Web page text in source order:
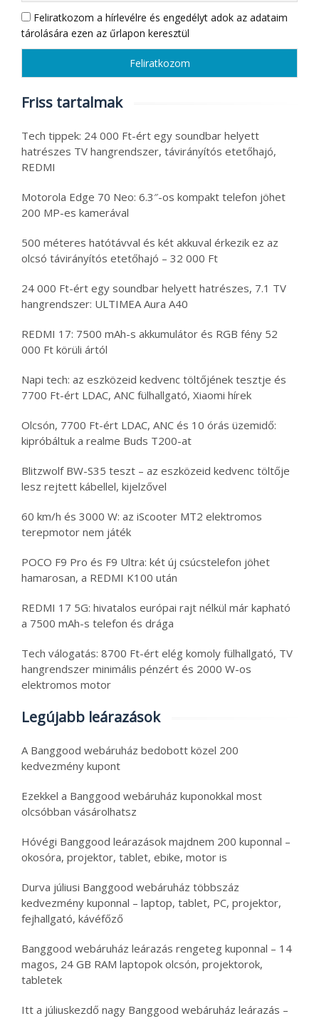
Feliratkozom a hírlevélre és engedélyt adok az adataim
tárolására ezen az űrlapon keresztül
Friss tartalmak
Tech tippek: 24 000 Ft-ért egy soundbar helyett
hatrészes TV hangrendszer, távirányítós etetőhajó,
REDMI
Motorola Edge 70 Neo: 6.3″-os kompakt telefon jöhet
200 MP-es kamerával
500 méteres hatótávval és két akkuval érkezik ez az
olcsó távirányítós etetőhajó – 32 000 Ft
24 000 Ft-ért egy soundbar helyett hatrészes, 7.1 TV
hangrendszer: ULTIMEA Aura A40
REDMI 17: 7500 mAh-s akkumulátor és RGB fény 52
000 Ft körüli ártól
Napi tech: az eszközeid kedvenc töltőjének tesztje és
7700 Ft-ért LDAC, ANC fülhallgató, Xiaomi hírek
Olcsón, 7700 Ft-ért LDAC, ANC és 10 órás üzemidő:
kipróbáltuk a realme Buds T200-at
Blitzwolf BW-S35 teszt – az eszközeid kedvenc töltője
lesz rejtett kábellel, kijelzővel
60 km/h és 3000 W: az iScooter MT2 elektromos
terepmotor nem játék
POCO F9 Pro és F9 Ultra: két új csúcstelefon jöhet
hamarosan, a REDMI K100 után
REDMI 17 5G: hivatalos európai rajt nélkül már kapható
a 7500 mAh-s telefon és drága
Tech válogatás: 8700 Ft-ért elég komoly fülhallgató, TV
hangrendszer minimális pénzért és 2000 W-os
elektromos motor
Legújabb leárazások
A Banggood webáruház bedobott közel 200
kedvezmény kupont
Ezekkel a Banggood webáruház kuponokkal most
olcsóbban vásárolhatsz
Hóvégi Banggood leárazások majdnem 200 kuponnal –
okosóra, projektor, tablet, ebike, motor is
Durva júliusi Banggood webáruház többszáz
kedvezmény kuponnal – laptop, tablet, PC, projektor,
fejhallgató, kávéfőző
Banggood webáruház leárazás rengeteg kuponnal – 14
magos, 24 GB RAM laptopok olcsón, projektorok,
tabletek
Itt a júliuskezdő nagy Banggood webáruház leárazás –